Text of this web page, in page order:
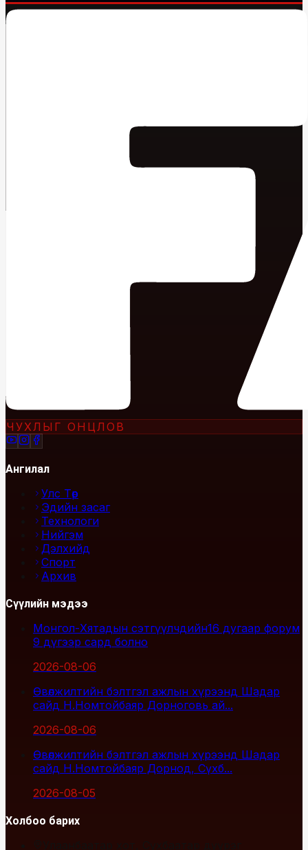
ЧУХЛЫГ ОНЦЛОВ
Ангилал
Улс Төр
Эдийн засаг
Технологи
Нийгэм
Дэлхийд
Спорт
Архив
Сүүлийн мэдээ
Монгол-Хятадын сэтгүүлчдийн16 дугаар форум
9 дүгээр сард болно
2026-08-06
Өвөлжилтийн бэлтгэл ажлын хүрээнд Шадар
сайд Н.Номтойбаяр Дорноговь ай...
2026-08-06
Өвөлжилтийн бэлтгэл ажлын хүрээнд Шадар
сайд Н.Номтойбаяр Дорнод, Сүхб...
2026-08-05
Холбоо барих